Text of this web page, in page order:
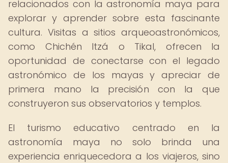
relacionados con la astronomía maya para
explorar y aprender sobre esta fascinante
cultura. Visitas a sitios arqueoastronómicos,
como Chichén Itzá o Tikal, ofrecen la
oportunidad de conectarse con el legado
astronómico de los mayas y apreciar de
primera mano la precisión con la que
construyeron sus observatorios y templos.
El turismo educativo centrado en la
astronomía maya no solo brinda una
experiencia enriquecedora a los viajeros, sino